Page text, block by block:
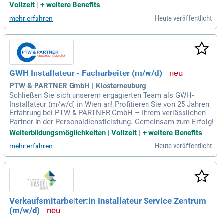
Vollzeit | + weitere Benefits
mehr erfahren Heute veröffentlicht
GWH Installateur - Facharbeiter (m/w/d)
PTW & PARTNER GmbH | Klosterneuburg
Schließen Sie sich unserem engagierten Team als GWH-
Installateur (m/w/d) in Wien an! Profitieren Sie von 25 Jahren
Erfahrung bei PTW & PARTNER GmbH – Ihrem verlässlichen
Partner in der Personaldienstleistung. Gemeinsam zum Erfolg!
Weiterbildungsmöglichkeiten | Vollzeit
+ weitere Benefits
mehr erfahren Heute veröffentlicht
Verkaufsmitarbeiter:in Installateur Service Zentrum
(m/w/d)